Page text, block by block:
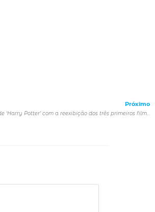
Próximo
Cinemark fará maratona de ‘Harry Potter’ com a reexibição dos três primeiros filmes